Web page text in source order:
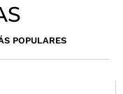
POPULARES